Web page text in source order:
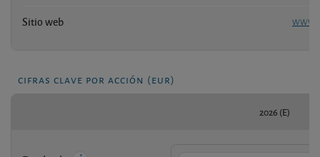
Sitio web
cifras clave por acción (eur)
2026 (E)